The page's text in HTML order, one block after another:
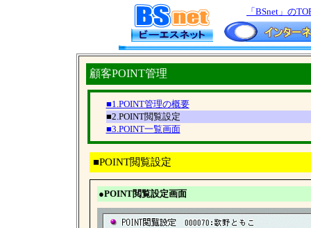
「BSnet」の
顧客POINT管理
■1.POINT管理の概要
■2.POINT閲覧設定
■3.POINT一覧画面
■POINT閲覧設定
●POINT閲覧設定画面